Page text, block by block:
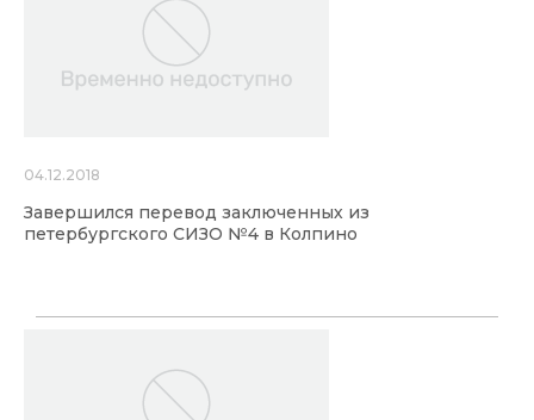
04.12.2018
Завершился перевод заключенных из
петербургского СИЗО №4 в Колпино